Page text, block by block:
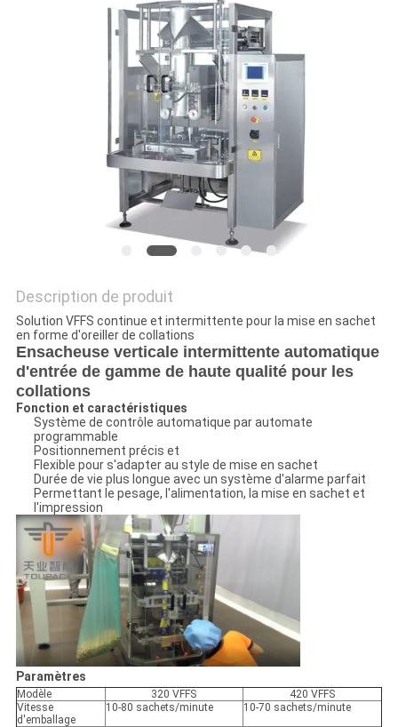
POLITIQUE
CONFIDENTIALITÉ
Description de produit
Solution VFFS continue et intermittente pour la mise en sachet
en forme d'oreiller de collations
Ensacheuse verticale intermittente automatique
d'entrée de gamme de haute qualité pour les
collations
Fonction et caractéristiques
Système de contrôle automatique par automate
programmable
Positionnement précis et
Flexible pour s'adapter au style de mise en sachet
Durée de vie plus longue avec un système d'alarme parfait
Permettant le pesage, l'alimentation, la mise en sachet et
l'impression
Paramètres
Modèle 320 VFFS
420 VFFS
Vitesse
d'emballage
10-80 sachets/minute 10-70 sachets/minute